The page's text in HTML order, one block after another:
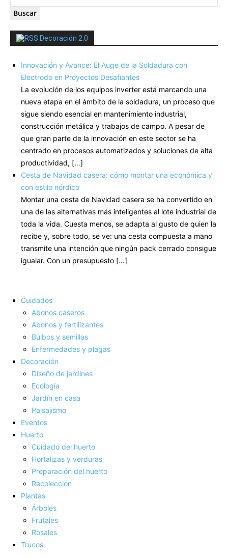
Decoración 2.0
Innovación y Avance: El Auge de la Soldadura con
Electrodo en Proyectos Desafiantes
La evolución de los equipos inverter está marcando una
nueva etapa en el ámbito de la soldadura, un proceso que
sigue siendo esencial en mantenimiento industrial,
construcción metálica y trabajos de campo. A pesar de
que gran parte de la innovación en este sector se ha
centrado en procesos automatizados y soluciones de alta
productividad, […]
Cesta de Navidad casera: cómo montar una económica y
con estilo nórdico
Montar una cesta de Navidad casera se ha convertido en
una de las alternativas más inteligentes al lote industrial de
toda la vida. Cuesta menos, se adapta al gusto de quien la
recibe y, sobre todo, se ve: una cesta compuesta a mano
transmite una intención que ningún pack cerrado consigue
igualar. Con un presupuesto […]
Cuidados
Abonos caseros
Abonos y fertilizantes
Bulbos y semillas
Enfermedades y plagas
Decoración
Diseño de jardines
Ecología
Jardín en casa
Paisajismo
Eventos
Huerto
Cuidado del huerto
Hortalizas y verduras
Preparación del huerto
Recolección
Plantas
Árboles
Frutales
Rosales
Trucos